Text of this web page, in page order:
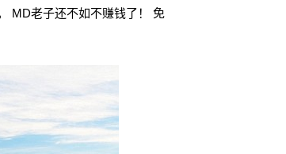
MD老子还不如不赚钱了！ 免